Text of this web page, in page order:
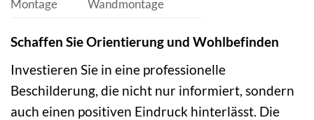
Montage
Wandmontage
Schaffen Sie Orientierung und Wohlbefinden
Investieren Sie in eine professionelle
Beschilderung, die nicht nur informiert, sondern
auch einen positiven Eindruck hinterlässt. Die